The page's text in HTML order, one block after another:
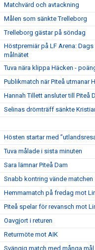
Matchvärd och avtackning
Målen som sänkte Trelleborg
Trelleborg gästar på söndag
Höstpremiär på LF Arena:
målnätet
Tuva nära klippa Häcken -
Publikmatch när Piteå utmanar
Hannah Tillett ansluter till Piteå
Selinas drömträff sänkte
Hösten startar med
Tuva målade i sista minuten
Sara lämnar Piteå Dam
Snabb kontring vände matchen
Hemmamatch på fredag mot
Piteå spelar för revansch mot
Oavgjort i returen
Returmöte mot AIK
Svängig match med många mål